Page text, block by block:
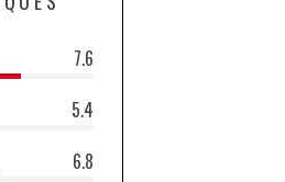
7.6
5.4
6.8